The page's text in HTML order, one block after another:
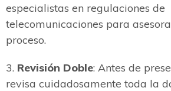
especialistas en regulaciones de
telecomunicaciones para
proceso.
3. Revisión Doble: Antes de
revisa cuidadosamente toda la